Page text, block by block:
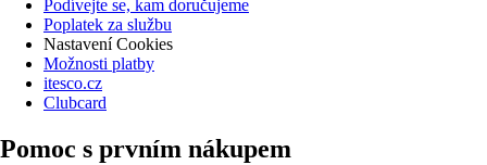
Podívejte se, kam doručujeme
Poplatek za službu
Nastavení Cookies
Možnosti platby
itesco.cz
Clubcard
Pomoc s prvním nákupem